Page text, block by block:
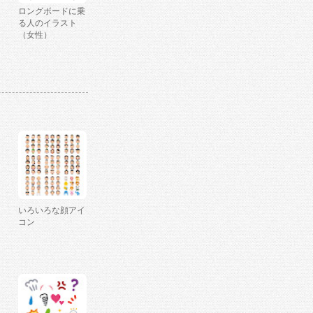
ロングボードに乗
る人のイラスト
（女性）
いろいろな顔アイ
コン